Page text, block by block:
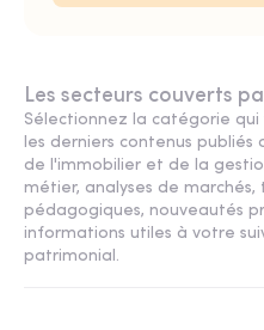
Les secteurs couverts
Sélectionnez la catégorie
les derniers contenus publiés
de l'immobilier et de la
métier, analyses de
pédagogiques, nouveautés
informations utiles à votre
patrimonial.